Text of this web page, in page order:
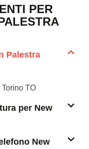
PER
Palestra
TO
per New
New